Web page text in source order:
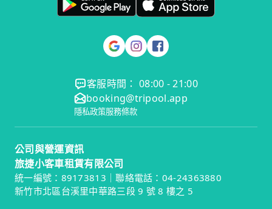
客服時間： 08:00 - 21:00
booking@tripool.app
隱私政策服務條款
公司與營運資訊
旅捷小客車租賃有限公司
統一編號：89173813｜聯絡電話：04-24363880
新竹市北區台溪里中華路三段 9 號 8 樓之 5